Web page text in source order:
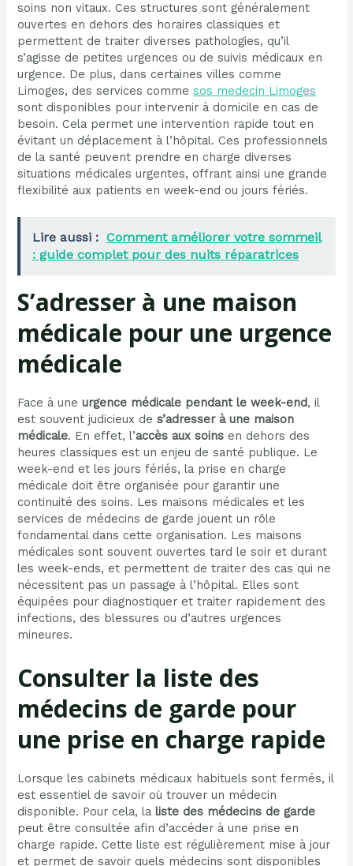
soins non vitaux. Ces structures sont généralement
ouvertes en dehors des horaires classiques et
permettent de traiter diverses pathologies, qu’il
s’agisse de petites urgences ou de suivis médicaux en
urgence. De plus, dans certaines villes comme
Limoges, des services commesos medecin Limoges
sont disponibles pour intervenir à domicile en cas de
besoin. Cela permet une intervention rapide tout en
évitant un déplacement à l’hôpital. Ces professionnels
de la santé peuvent prendre en charge diverses
situations médicales urgentes, offrant ainsi une grande
flexibilité aux patients en week-end ou jours fériés.
Lire aussi : Comment améliorer votre sommeil
: guide complet pour des nuits réparatrices
S’adresser à une maison
médicale pour une urgence
médicale
Face à uneurgence médicale pendant le week-end, il
est souvent judicieux des’adresser à une maison
médicale. En effet, l’accès aux soins en dehors des
heures classiques est un enjeu de santé publique. Le
week-end et les jours fériés, la prise en charge
médicale doit être organisée pour garantir une
continuité des soins. Les maisons médicales et les
services de médecins de garde jouent un rôle
fondamental dans cette organisation. Les maisons
médicales sont souvent ouvertes tard le soir et durant
les week-ends, et permettent de traiter des cas qui ne
nécessitent pas un passage à l’hôpital. Elles sont
équipées pour diagnostiquer et traiter rapidement des
infections, des blessures ou d’autres urgences
mineures.
Consulter la liste des
médecins de garde pour
une prise en charge rapide
Lorsque les cabinets médicaux habituels sont fermés, il
est essentiel de savoir où trouver un médecin
disponible. Pour cela, la liste des médecins de garde
peut être consultée afin d’accéder à une prise en
charge rapide. Cette liste est régulièrement mise à jour
et permet de savoir quels médecins sont disponibles